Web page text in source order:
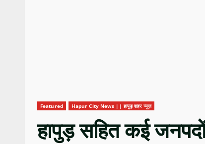
Featured Hapur City News || हापुड़ शहर न्यूज़
हापुड़ सहित कई